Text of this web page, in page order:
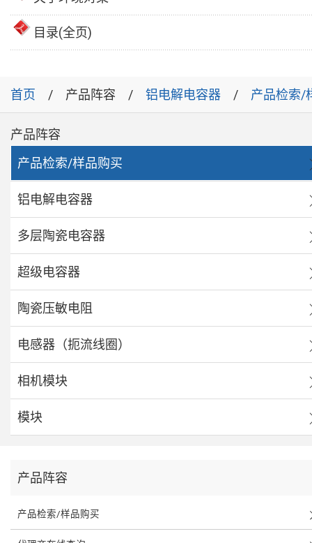
目录(全页)
首页 产品阵容 铝电解电容器 产品检索/
产品阵容
产品检索/样品购买
铝电解电容器
多层陶瓷电容器
超级电容器
陶瓷压敏电阻
电感器（扼流线圈）
相机模块
模块
产品阵容
产品检索/样品购买